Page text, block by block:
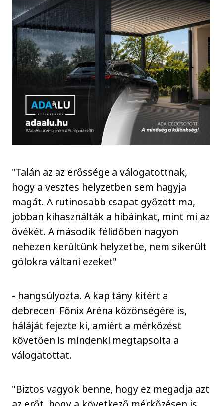
"Talán az az erőssége a válogatottnak,
hogy a vesztes helyzetben sem hagyja
magát. A rutinosabb csapat győzött ma,
jobban kihasználták a hibáinkat, mint mi az
övékét. A második félidőben nagyon
nehezen kerültünk helyzetbe, nem sikerült
gólokra váltani ezeket"
- hangsúlyozta. A kapitány kitért a
debreceni Főnix Aréna közönségére is,
háláját fejezte ki, amiért a mérkőzést
követően is mindenki megtapsolta a
válogatottat.
"Biztos vagyok benne, hogy ez megadja azt